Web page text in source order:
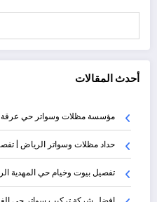
أحدث المقالات
مؤسسة مظلات وسواتر حي عرقة
حداد مظلات وسواتر الرياض |
تفصيل بيوت وخيام حي المهدية